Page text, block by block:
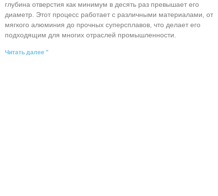
глубина отверстия как минимум в десять раз превышает его
диаметр. Этот процесс работает с различными материалами, от
мягкого алюминия до прочных суперсплавов, что делает его
подходящим для многих отраслей промышленности.
Читать далее "